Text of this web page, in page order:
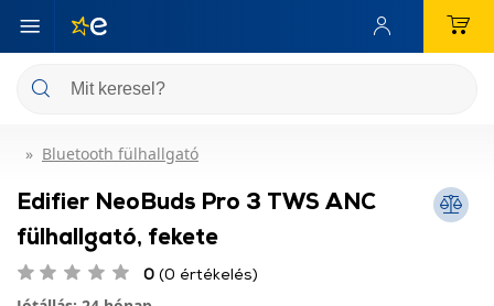
Bluetooth fülhallgató
Edifier NeoBuds Pro 3 TWS ANC
fülhallgató, fekete
0 (0 értékelés)